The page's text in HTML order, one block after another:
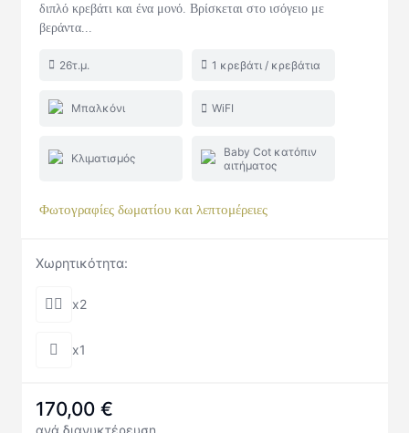
διπλό κρεβάτι και ένα μονό. Βρίσκεται στο ισόγειο με
βεράντα...
26τ.μ. 1 κρεβάτι / κρεβάτια
Μπαλκόνι WiFI
Κλιματισμός
Baby Cot κατόπιν
αιτήματος
Φωτογραφίες δωματίου και λεπτομέρειες
Χωρητικότητα:
x2
x1
170,00 €
ανά διανυκτέρευση